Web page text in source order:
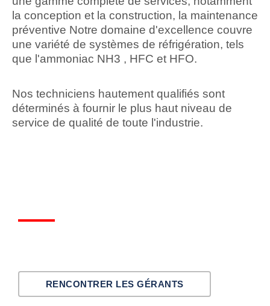
la conception et la construction, la maintenance
préventive Notre domaine d'excellence couvre
une variété de systèmes de réfrigération, tels
que l'ammoniac NH3 , HFC et HFO.
Nos techniciens hautement qualifiés sont
déterminés à fournir le plus haut niveau de
service de qualité de toute l'industrie.
RENCONTRER LES GÉRANTS